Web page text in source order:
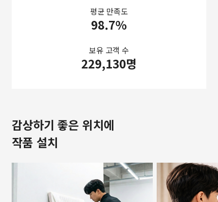
평균 만족도
98.7%
보유 고객 수
229,130명
감상하기 좋은 위치에
작품 설치